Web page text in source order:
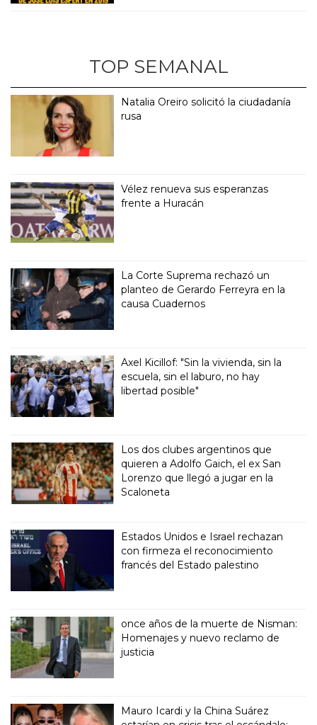
TOP SEMANAL
Natalia Oreiro solicitó la ciudadanía
rusa
Vélez renueva sus esperanzas
frente a Huracán
La Corte Suprema rechazó un
planteo de Gerardo Ferreyra en la
causa Cuadernos
Axel Kicillof: "Sin la vivienda, sin la
escuela, sin el laburo, no hay
libertad posible"
Los dos clubes argentinos que
quieren a Adolfo Gaich, el ex San
Lorenzo que llegó a jugar en la
Scaloneta
Estados Unidos e Israel rechazan
con firmeza el reconocimiento
francés del Estado palestino
once años de la muerte de Nisman:
Homenajes y nuevo reclamo de
justicia
Mauro Icardi y la China Suárez